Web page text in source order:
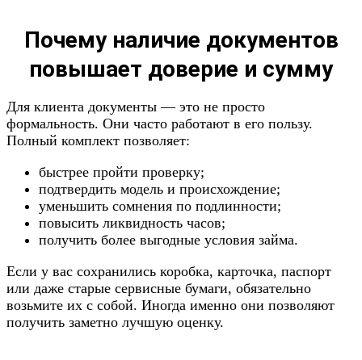
Почему наличие документов
повышает доверие и сумму
Для клиента документы — это не просто
формальность. Они часто работают в его пользу.
Полный комплект позволяет:
быстрее пройти проверку;
подтвердить модель и происхождение;
уменьшить сомнения по подлинности;
повысить ликвидность часов;
получить более выгодные условия займа.
Если у вас сохранились коробка, карточка, паспорт
или даже старые сервисные бумаги, обязательно
возьмите их с собой. Иногда именно они позволяют
получить заметно лучшую оценку.